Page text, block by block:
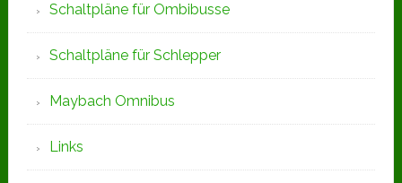
Schaltpläne für Ombibusse
Schaltpläne für Schlepper
Maybach Omnibus
Links